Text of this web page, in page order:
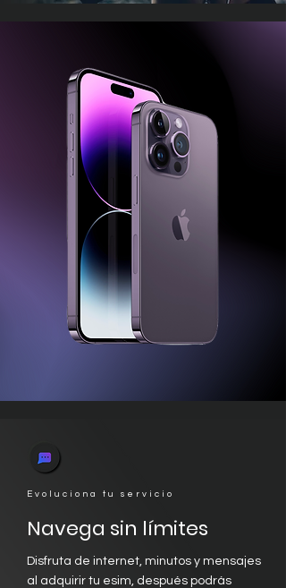
Evoluciona tu servicio
Navega sin límites
Disfruta de internet, minutos y mensajes
al adquirir tu esim, después podrás